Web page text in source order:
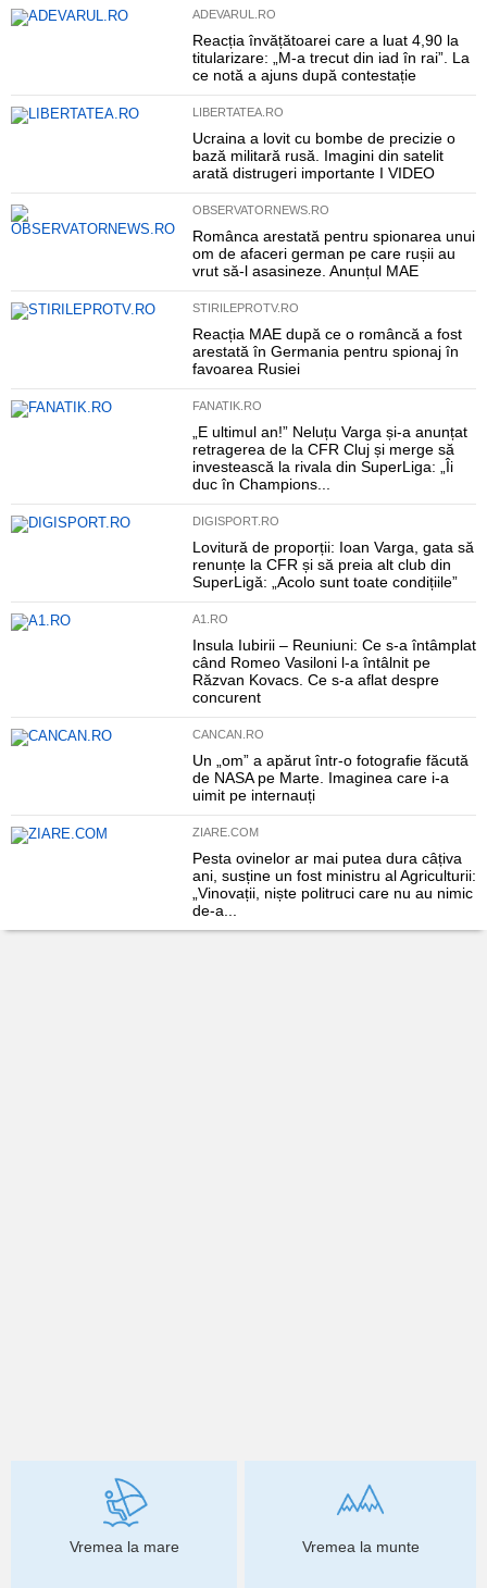
ADEVARUL.RO
Reacția învățătoarei care a luat 4,90 la
titularizare: „M-a trecut din iad în rai”. La
ce notă a ajuns după contestație
LIBERTATEA.RO
Ucraina a lovit cu bombe de precizie o
bază militară rusă. Imagini din satelit
arată distrugeri importante I VIDEO
OBSERVATORNEWS.RO
Românca arestată pentru spionarea unui
om de afaceri german pe care rușii au
vrut să-l asasineze. Anunțul MAE
STIRILEPROTV.RO
Reacția MAE după ce o româncă a fost
arestată în Germania pentru spionaj în
favoarea Rusiei
FANATIK.RO
„E ultimul an!” Neluțu Varga și-a anunțat
retragerea de la CFR Cluj și merge să
investească la rivala din SuperLiga: „Îi
duc în Champions...
DIGISPORT.RO
Lovitură de proporții: Ioan Varga, gata să
renunțe la CFR și să preia alt club din
SuperLigă: „Acolo sunt toate condițiile”
A1.RO
Insula Iubirii – Reuniuni: Ce s-a întâmplat
când Romeo Vasiloni l-a întâlnit pe
Răzvan Kovacs. Ce s-a aflat despre
concurent
CANCAN.RO
Un „om” a apărut într-o fotografie făcută
de NASA pe Marte. Imaginea care i-a
uimit pe internauți
ZIARE.COM
Pesta ovinelor ar mai putea dura câțiva
ani, susține un fost ministru al Agriculturii:
„Vinovații, niște politruci care nu au nimic
de-a...
Vremea la mare Vremea la munte